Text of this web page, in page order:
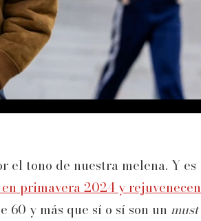
el tono de nuestra melena. Y es
primavera 2024 y rejuvenecen
60 y más que sí o sí son un must